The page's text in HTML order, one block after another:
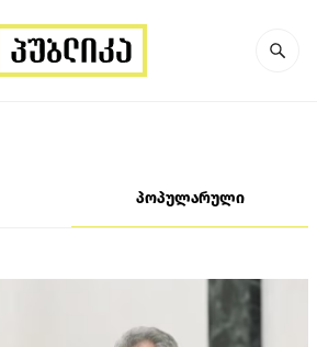
პოპულარული